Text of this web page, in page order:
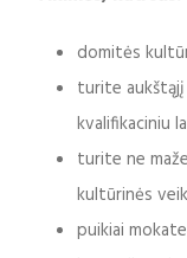
domitės
turite
kvalifikaciniu
turite ne
kultūrinės
puikiai